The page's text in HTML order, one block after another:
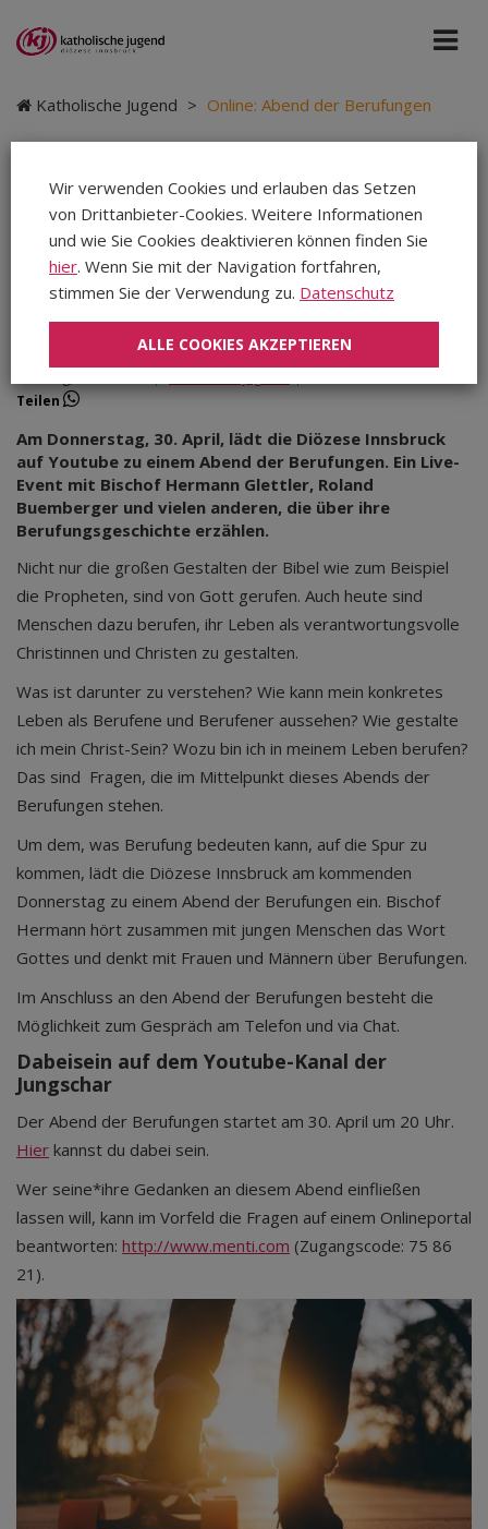
Katholische Jugend > Online: Abend der Berufungen
Online: Abend der
Berufungen
Teilen
Am Donnerstag, 30. April, lädt die Diözese Innsbruck
auf Youtube zu einem Abend der Berufungen. Ein Live-
Event mit Bischof Hermann Glettler, Roland
Buemberger und vielen anderen, die über ihre
Berufungsgeschichte erzählen.
Nicht nur die großen Gestalten der Bibel wie zum Beispiel
die Propheten, sind von Gott gerufen. Auch heute sind
Menschen dazu berufen, ihr Leben als verantwortungsvolle
Christinnen und Christen zu gestalten.
Was ist darunter zu verstehen? Wie kann mein konkretes
Leben als Berufene und Berufener aussehen? Wie gestalte
ich mein Christ-Sein? Wozu bin ich in meinem Leben berufen?
Das sind Fragen, die im Mittelpunkt dieses Abends der
Berufungen stehen.
Um dem, was Berufung bedeuten kann, auf die Spur zu
kommen, lädt die Diözese Innsbruck am kommenden
Donnerstag zu einem Abend der Berufungen ein. Bischof
Hermann hört zusammen mit jungen Menschen das Wort
Gottes und denkt mit Frauen und Männern über Berufungen.
Im Anschluss an den Abend der Berufungen besteht die
Möglichkeit zum Gespräch am Telefon und via Chat.
Dabeisein auf dem Youtube-Kanal der
Jungschar
Der Abend der Berufungen startet am 30. April um 20 Uhr.
Hier kannst du dabei sein.
Wer seine*ihre Gedanken an diesem Abend einfließen
lassen will, kann im Vorfeld die Fragen auf einem Onlineportal
beantworten: http://www.menti.com (Zugangscode: 75 86
21).
Wir verwenden Cookies und erlauben das Setzen
von Drittanbieter-Cookies. Weitere Informationen
und wie Sie Cookies deaktivieren können finden Sie
hier. Wenn Sie mit der Navigation fortfahren,
stimmen Sie der Verwendung zu. Datenschutz
ALLE COOKIES AKZEPTIEREN